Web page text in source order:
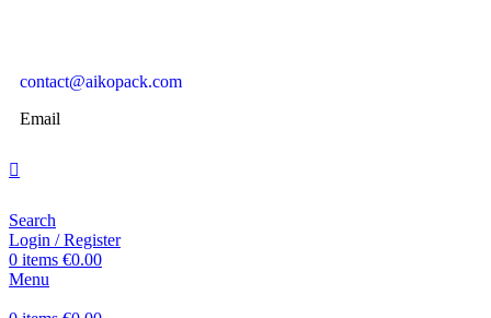
contact@aikopack.com
Email
Search
Login / Register
0 items €0.00
Menu